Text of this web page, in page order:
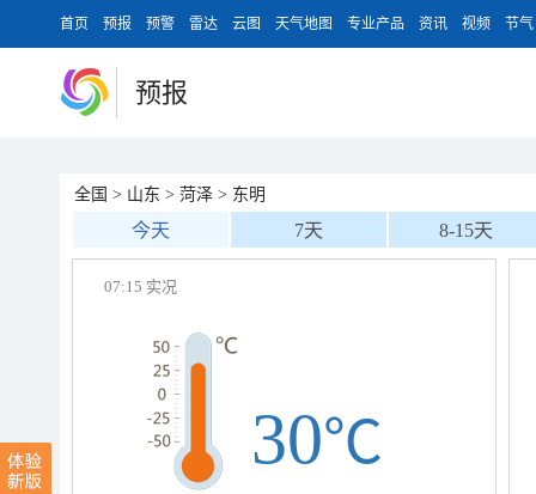
首页 预报 预警 雷达 云图 天气地图 专业产品 资讯 视频 节气
预报
全国 > 山东 > 菏泽 > 东明
今天 7天 8-15天
07:15 实况
30℃